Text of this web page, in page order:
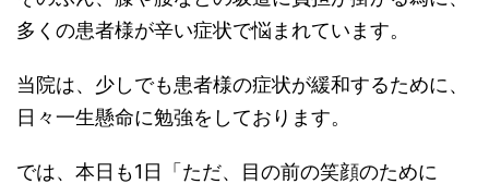
多くの患者様が辛い症状で悩まれています。
当院は、少しでも患者様の症状が緩和するために、
日々一生懸命に勉強をしております。
では、本日も1日「ただ、目の前の笑顔のために